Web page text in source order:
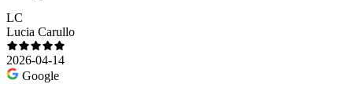
LC
Lucia Carullo
2026-04-14
Google